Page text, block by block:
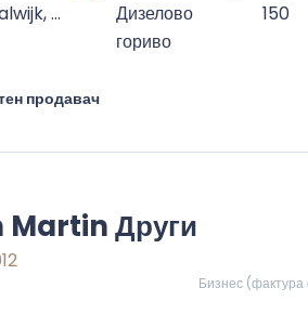
Waalwijk, Noord-Brabant, Nederland
Дизелово
гориво
150
продавач
Martin Други
Бизнес